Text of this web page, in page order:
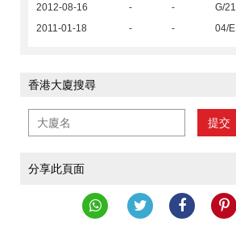
2012-08-16
- - G/21
2011-01-18
- - 04/E
香港大廈搜尋
提交
分享此頁面